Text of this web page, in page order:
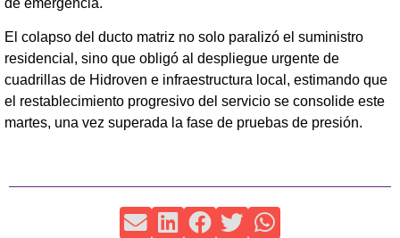
de emergencia.
El colapso del ducto matriz no solo paralizó el suministro
residencial, sino que obligó al despliegue urgente de
cuadrillas de Hidroven e infraestructura local, estimando que
el restablecimiento progresivo del servicio se consolide este
martes, una vez superada la fase de pruebas de presión.